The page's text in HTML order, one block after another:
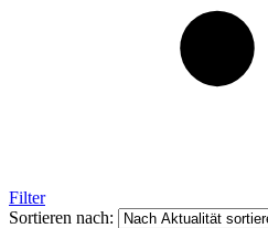
Filter
Sortieren nach: